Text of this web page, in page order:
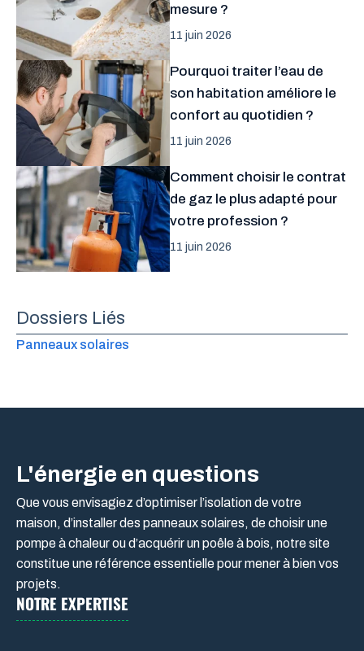
mesure ?
11 juin 2026
Pourquoi traiter l’eau de
son habitation améliore le
confort au quotidien ?
11 juin 2026
Comment choisir le contrat
de gaz le plus adapté pour
votre profession ?
11 juin 2026
Dossiers Liés
Panneaux solaires
L'énergie en questions
Que vous envisagiez d’optimiser l’isolation de votre
maison, d’installer des panneaux solaires, de choisir une
pompe à chaleur ou d’acquérir un poêle à bois, notre site
constitue une référence essentielle pour mener à bien vos
projets.
NOTRE EXPERTISE